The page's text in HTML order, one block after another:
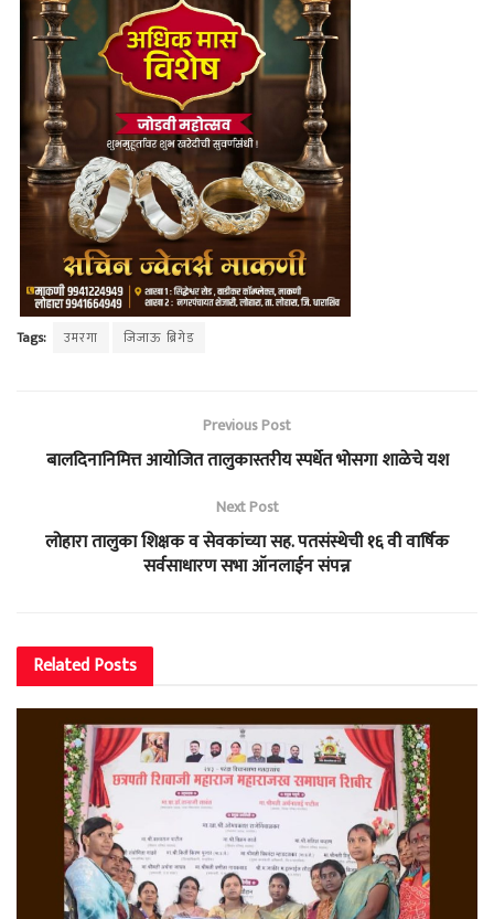
Tags: उमरगा जिजाऊ ब्रिगेड
Previous Post
बालदिनानिमित्त आयोजित तालुकास्तरीय स्पर्धेत भोसगा शाळेचे यश
Next Post
लोहारा तालुका शिक्षक व सेवकांच्या सह. पतसंस्थेची १६ वी वार्षिक
सर्वसाधारण सभा ऑनलाईन संपन्न
RelatedPosts